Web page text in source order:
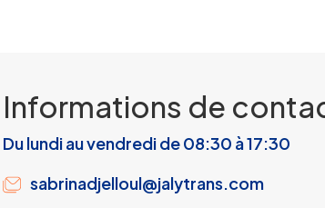
Informations de
Du lundi au vendredi de 08:30 à 17:30
sabrinadjelloul@jalytrans.com